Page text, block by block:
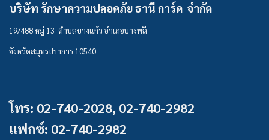
บริษัท รักษาความปลอดภัย ธานี การ์ด จำกัด
19/488 หมู่ 13 ตำบลบางแก้ว อำเภอบางพลี
จังหวัดสมุทรปราการ 10540
โทร: 02-740-2028, 02-740-2982
แฟกซ์: 02-740-2982